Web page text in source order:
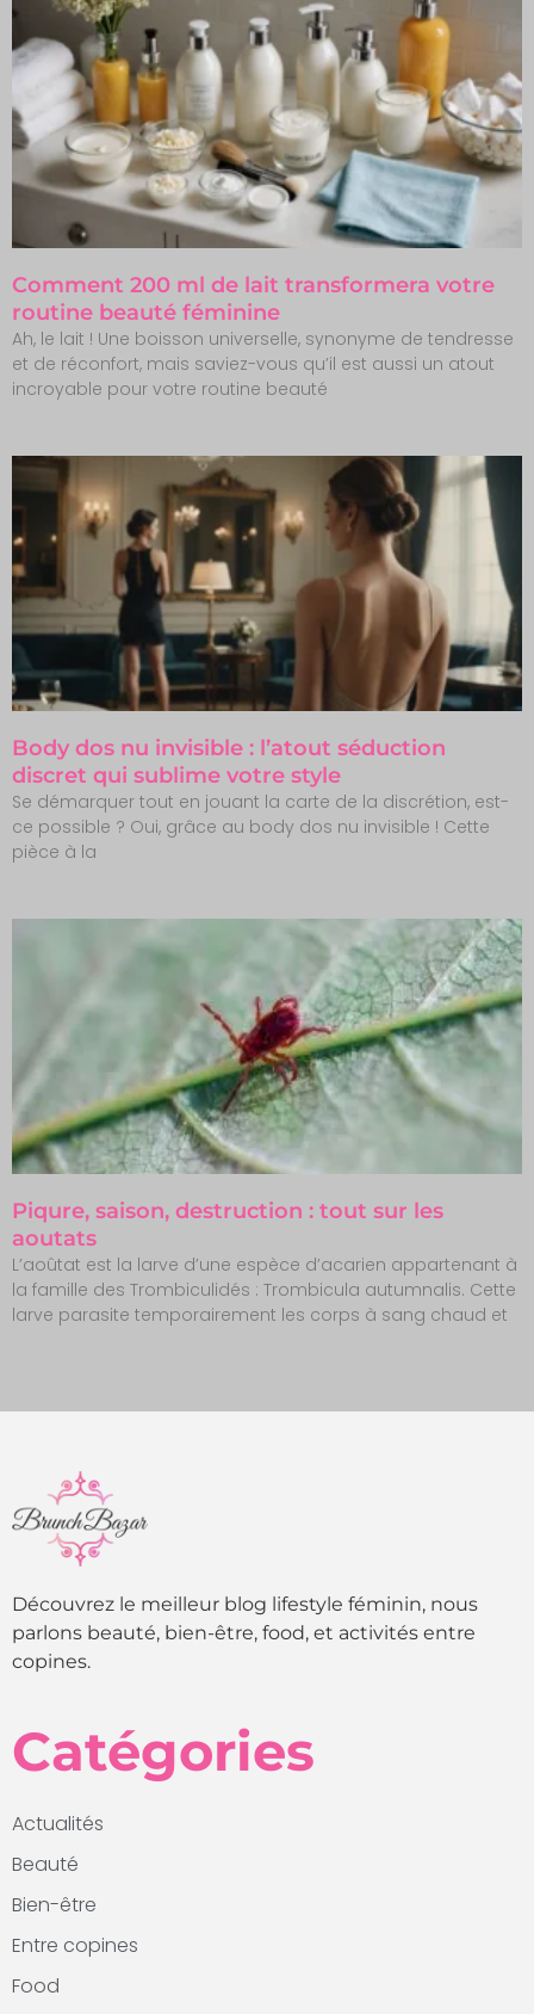
Comment 200 ml de lait transformera votre
routine beauté féminine
Ah, le lait ! Une boisson universelle, synonyme de tendresse
et de réconfort, mais saviez-vous qu’il est aussi un atout
incroyable pour votre routine beauté
Body dos nu invisible : l’atout séduction
discret qui sublime votre style
Se démarquer tout en jouant la carte de la discrétion, est-
ce possible ? Oui, grâce au body dos nu invisible ! Cette
pièce à la
Piqure, saison, destruction : tout sur les
aoutats
L’aoûtat est la larve d’une espèce d’acarien appartenant à
la famille des Trombiculidés : Trombicula autumnalis. Cette
larve parasite temporairement les corps à sang chaud et
Découvrez le meilleur blog lifestyle féminin, nous
parlons beauté, bien-être, food, et activités entre
copines.
Catégories
Actualités
Beauté
Bien-être
Entre copines
Food